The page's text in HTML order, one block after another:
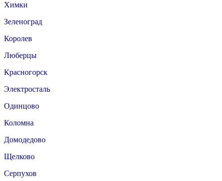
Химки
Зеленоград
Королев
Люберцы
Красногорск
Электросталь
Одинцово
Коломна
Домодедово
Щелково
Серпухов